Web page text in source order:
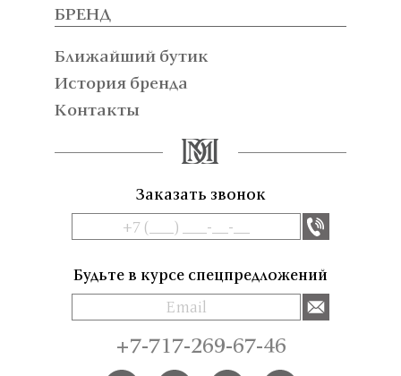
БРЕНД
Ближайший бутик
История бренда
Контакты
Заказать звонок
Будьте в курсе спецпредложений
+7-717-269-67-46